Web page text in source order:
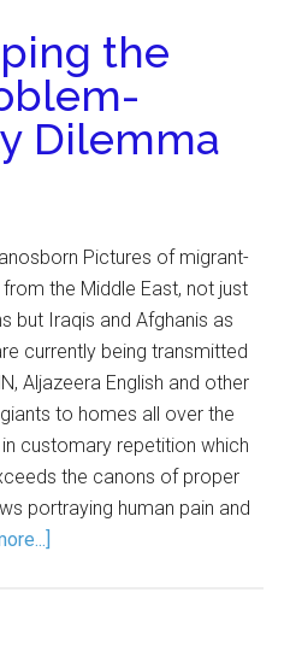
the
Dilemma
Pictures of migrant-
from the Middle East, not just
but Iraqis and Afghanis as
currently being transmitted
Aljazeera English and other
to homes all over the
customary repetition which
the canons of proper
portraying human pain and